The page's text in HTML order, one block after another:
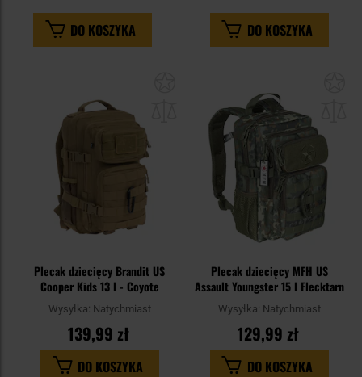
DO KOSZYKA DO KOSZYKA
schowka
Plecak dziecięcy Brandit US
Cooper Kids 13 l - Coyote
Wysyłka: Natychmiast
139,99 zł
DO KOSZYKA
Plecak dziecięcy MFH US
Assault Youngster 15 l Flecktarn
Wysyłka: Natychmiast
129,99 zł
DO KOSZYKA